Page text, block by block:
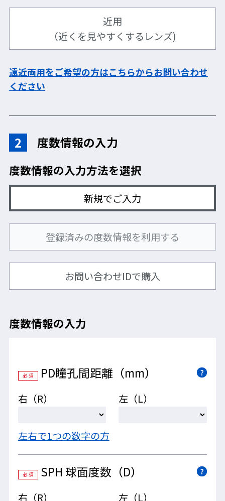
◆ズレにくいノンスリップラバーテンプル
抜群のフィット感を実現します。
加工を施したレンズ。耐衝撃性が高く、キズが付きにくい。
近用
（近くを見やすくするレンズ)
遠近両用をご希望の方はこちらからお問い合わせ
ください
2 度数情報の入力
度数情報の入力方法を選択
新規でご入力
登録済みの度数情報を利用する
お問い合わせIDで購入
度数情報の入力
必 須 PD瞳孔間距離（mm）
右（R） 左（L）
左右で1つの数字の方
必 須 SPH 球面度数（D）
右（R） 左（L）